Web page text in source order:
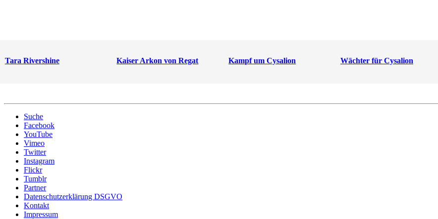
Tara Rivershine Kaiser Arkon von Regat Kampf um Cysalion Wächter für Cysalion
Suche
Facebook
YouTube
Vimeo
Twitter
Instagram
Flickr
Tumblr
Partner
Datenschutzerklärung DSGVO
Kontakt
Impressum